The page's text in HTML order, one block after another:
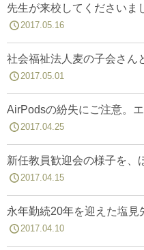
先生が来校してくださいま
2017.05.16
社会福祉法人麦の子会さん
2017.05.01
AirPodsの紛失にご注意。
2017.04.25
新任教員歓迎会の様子を、
2017.04.15
永年勤続20年を迎えた塩見
2017.04.10